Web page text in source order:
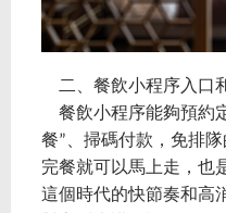
二、餐飲小程序入口
餐飲小程序能夠預約
餐”、掃碼付款，免排
完餐就可以馬上走，也
這個時代的快節奏和高